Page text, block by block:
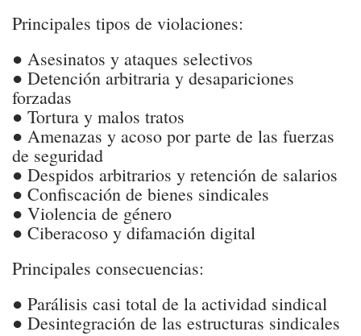
Principales tipos de violaciones:
● Asesinatos y ataques selectivos
● Detención arbitraria y desapariciones
forzadas
● Tortura y malos tratos
● Amenazas y acoso por parte de las fuerzas
de seguridad
● Despidos arbitrarios y retención de salarios
● Confiscación de bienes sindicales
● Violencia de género
● Ciberacoso y difamación digital
Principales consecuencias:
● Parálisis casi total de la actividad sindical
● Desintegración de las estructuras sindicales